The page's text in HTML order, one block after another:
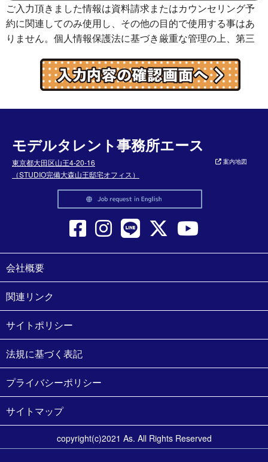
ご入力頂きました情報は資料請求またはカウンセリング予
約に関連してのみ使用し、その他の目的で使用する事はあ
りません。個人情報保護法に基づき厳重な管理の上、第三
をご参照下さい。
個人情報管理窓口 株式会社エース 個人情報管理部
モデルタレント事務所エース
東京都大田区山王4-20-16
（STUDIO完備大森山王邸宅オフィス）
案内地図
会社概要
関連リンク
サイトポリシー
法規に基づく表記
プライバシーポリシー
サイトマップ
copyright(c)2021 As. All Rights Reserved